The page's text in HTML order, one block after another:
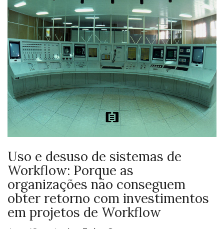
Uso e desuso de sistemas de
Workflow: Porque as
organizações não conseguem
obter retorno com investimentos
em projetos de Workflow